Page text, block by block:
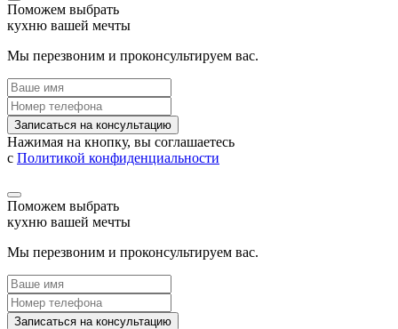
Поможем выбрать
кухню вашей мечты
Мы перезвоним и проконсультируем вас.
Записаться на консультацию
Нажимая на кнопку, вы соглашаетесь
с Политикой конфиденциальности
Поможем выбрать
кухню вашей мечты
Мы перезвоним и проконсультируем вас.
Записаться на консультацию